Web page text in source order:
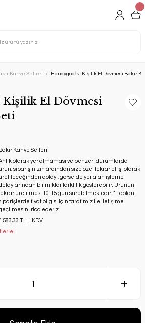
Kahve Setleri Handygoo İki Kişilik El Dövmesi Bakır
El Dövmesi
Bakır Kahve Setleri
olarak yer almaması ve benzeri durumlarda
siparişinizin ardından size özel tekrar el işi olarak
dolayı, görselde yer alan işleme
bir miktar farklılık gösterebilir. Ürünün
üretilmesi 10-15 gün sürebilmektedir. * Toptan
fiyat bilgisi için tarafımız ile iletişime
rica ederiz.
TL + KDV